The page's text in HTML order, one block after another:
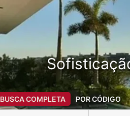
BUSCA COMPLETA POR CÓDIGO